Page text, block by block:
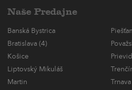
Naše Predajne
Banská Bystrica
Bratislava (4)
Košice
Liptovský Mikuláš
Martin
Trnava